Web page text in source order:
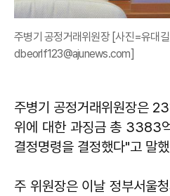
주병기 공정거래위원장 [사진=유대
dbeorlf123@ajunews.com]
주병기 공정거래위원장은
위에 대한 과징금 총 3383
결정명령을 결정했다"고 말
주 위원장은 이날 정부서울